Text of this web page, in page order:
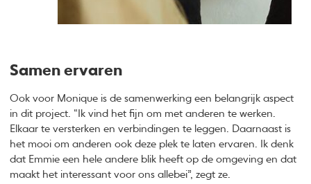
Samen ervaren
Ook voor Monique is de samenwerking een belangrijk aspect
in dit project. “Ik vind het fijn om met anderen te werken.
Elkaar te versterken en verbindingen te leggen. Daarnaast is
het mooi om anderen ook deze plek te laten ervaren. Ik denk
dat Emmie een hele andere blik heeft op de omgeving en dat
maakt het interessant voor ons allebei”, zegt ze.